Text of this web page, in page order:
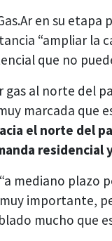
en su
“ampliar la
que no
gas al norte del
marcada que
el norte del
residencial
mediano plazo
importante,
mucho que